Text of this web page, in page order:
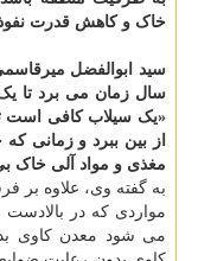
خاک و کاهش قدرت
سال زمان می برد تا
«یک سیلاب کافی است
از بین ببرد و زمانی
مغذی و مواد آلی خاک
به گفته وی، علاوه بر
مواردی که در
می شود معدن کاوی